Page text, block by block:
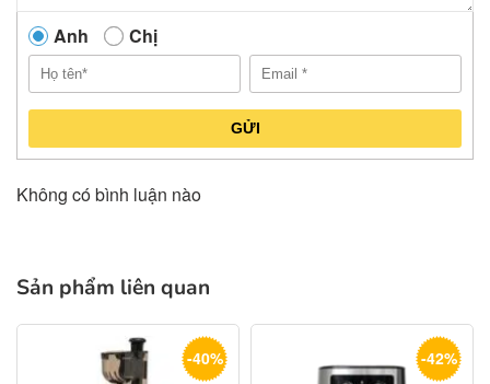
Anh Chị
GỬI
Không có bình luận nào
Sản phẩm liên quan
-40% -42%